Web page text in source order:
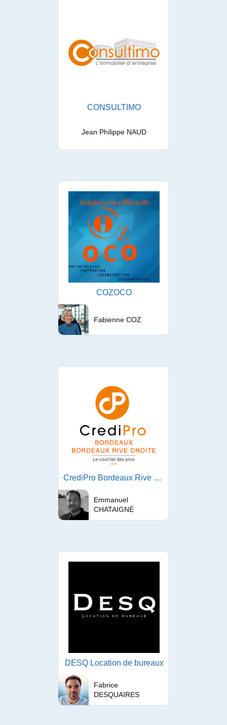
CONSULTIMO
Jean Philippe NAUD
COZOCO
Fabienne COZ
CrediPro Bordeaux Rive Droite
Emmanuel
CHATAIGNÉ
DESQ Location de bureaux
Fabrice
DESQUAIRES